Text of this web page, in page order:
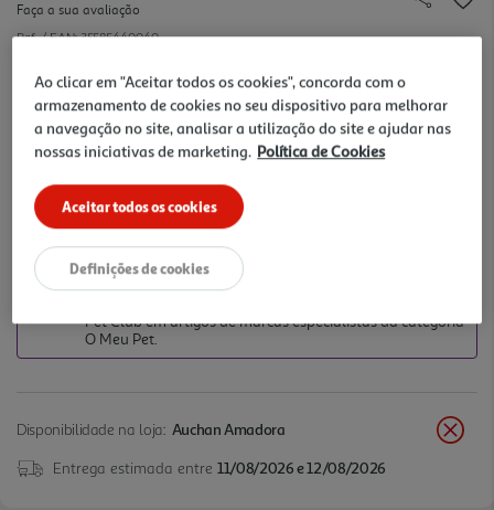
Faça a sua avaliação
Ref. / EAN:35585440040
As fibras óticas de diversas cores brilham quando
os gatos tocam no aquário. O balançar do peixe e
os movimentos esvoaçantes das penas despertam
o interesse e satisfazem os instintos noturnos e de
caça. Com KONG Premium North American Catnip.
ver
mais
24,99 €
+10% DESC. IMEDIATO PET CLUB
Pet Club em artigos de marcas especialistas da categoria
O Meu Pet.
Disponibilidade na loja: Auchan Amadora
Entrega estimada entre 11/08/2026 e 12/08/2026
Ao clicar em "Aceitar todos os cookies", concorda com o
armazenamento de cookies no seu dispositivo para melhorar
a navegação no site, analisar a utilização do site e ajudar nas
nossas iniciativas de marketing. Política de Cookies
Aceitar todos os cookies
Definições de cookies